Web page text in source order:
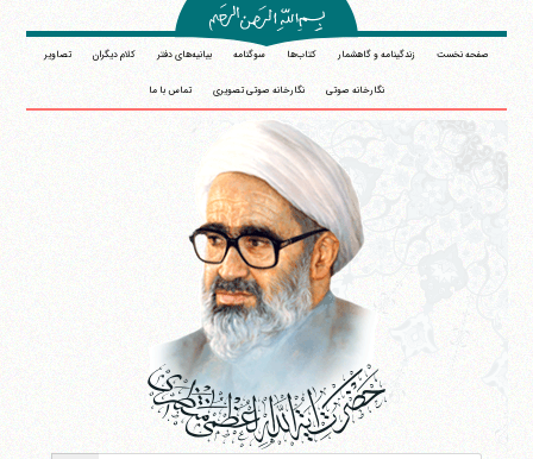
صفحه نخست زندگینامه و گاهشمار کتاب‌ها سوگنامه بیانیه‌های دفتر کلام دیگران تصاویر
نگارخانه صوتی نگارخانه صوتی تصویری تماس با ما
آیت‌الله منتظری
وب سایت رسمی آیت‌الله منتظری